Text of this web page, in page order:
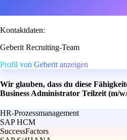
Kontaktdaten:
Geberit Recruiting-Team
Profil von Geberit anzeigen
Wir glauben, dass du diese
Business Administrator Teilzeit (m/
HR-Prozessmanagement
SAP HCM
SuccessFactors